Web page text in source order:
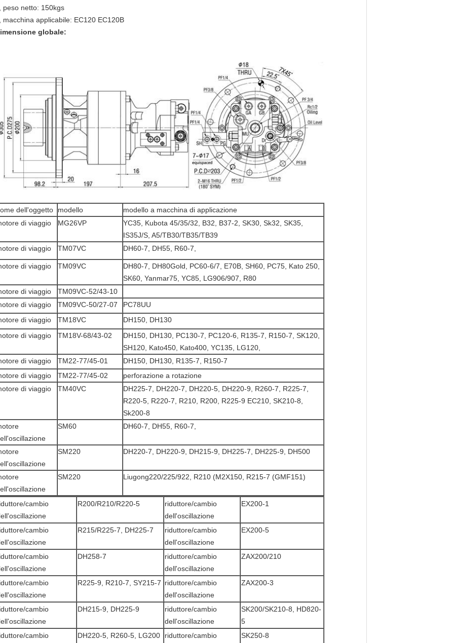
peso netto: 150kgs
macchina applicabile: EC120 EC120B
globale:
dell'oggetto modello
modello a macchina di applicazione
di viaggio
MG26VP
YC35, Kubota 45/35/32, B32, B37-2, SK30, Sk32, SK35,
IS35J/S, A5/TB30/TB35/TB39
di viaggio
TM07VC DH60-7, DH55, R60-7,
di viaggio TM09VC
DH80-7, DH80Gold, PC60-6/7, E70B, SH60, PC75, Kato 250,
SK60, Yanmar75, YC85, LG906/907, R80
di viaggio
TM09VC-52/43-10
di viaggio
TM09VC-50/27-07
PC78UU
di viaggio
TM18VC
DH150, DH130
di viaggio
TM18V-68/43-02
DH150, DH130, PC130-7, PC120-6, R135-7, R150-7, SK120,
SH120, Kato450, Kato400, YC135, LG120,
di viaggio
TM22-77/45-01
DH150, DH130, R135-7, R150-7
di viaggio
TM22-77/45-02
perforazione a rotazione
di viaggio
TM40VC
DH225-7, DH220-7, DH220-5, DH220-9, R260-7, R225-7,
R220-5, R220-7, R210, R200, R225-9 EC210, SK210-8,
Sk200-8
SM60 DH60-7, DH55, R60-7,
SM220 DH220-7, DH220-9, DH215-9, DH225-7, DH225-9, DH500
SM220 Liugong220/225/922, R210 (M2X150, R215-7 (GMF151)
cambio
R200/R210/R220-5
riduttore/cambio
dell'oscillazione
EX200-1
cambio
R215/R225-7, DH225-7
riduttore/cambio
dell'oscillazione
EX200-5
cambio
DH258-7
riduttore/cambio
dell'oscillazione
ZAX200/210
cambio
R225-9, R210-7, SY215-7 riduttore/cambio
dell'oscillazione
ZAX200-3
cambio
DH215-9, DH225-9
riduttore/cambio
dell'oscillazione
SK200/SK210-8, HD820-
5
cambio
DH220-5, R260-5, LG200
riduttore/cambio
SK250-8